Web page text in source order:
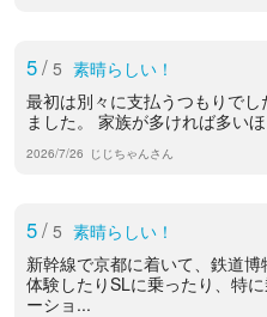
5/ 5 素晴らしい！
最初は別々に支払うつもりで
ました。 家族が多ければ多いほ
2026/7/26 じじちゃんさん
5/ 5 素晴らしい！
新幹線で京都に着いて、鉄道
体験したりSLに乗ったり、特
ーショ...